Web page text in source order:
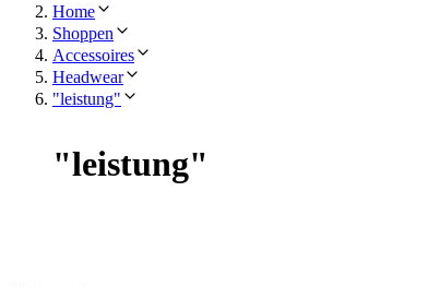
Home
Shoppen
Accessoires
Headwear
"leistung"
"leistung"